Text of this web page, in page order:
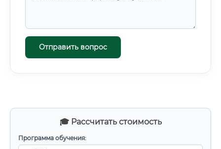
🎓 Рассчитать стоимость
Программа обучения:
Отправить вопрос